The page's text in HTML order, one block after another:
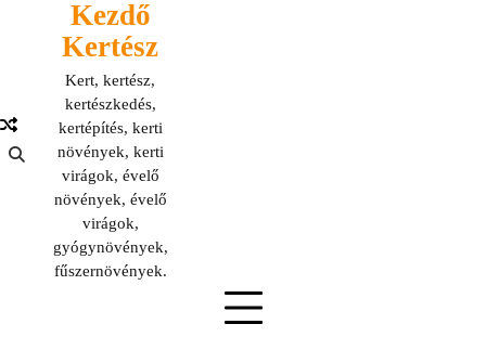
Kezdő
Kertész
Kert, kertész,
kertészkedés,
kertépítés, kerti
növények, kerti
virágok, évelő
növények, évelő
virágok,
gyógynövények,
fűszernövények.